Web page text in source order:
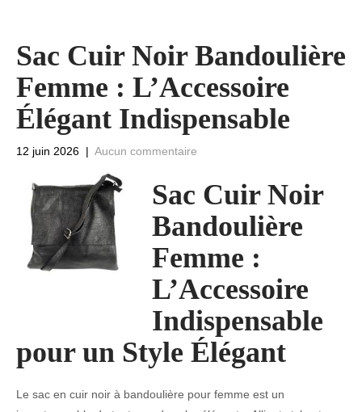
Sac Cuir Noir Bandoulière
Femme : L’Accessoire
Élégant Indispensable
12 juin 2026 | Aucun commentaire
Sac Cuir Noir
Bandoulière
Femme :
L’Accessoire
Indispensable
pour un Style Élégant
Le sac en cuir noir à bandoulière pour femme est un